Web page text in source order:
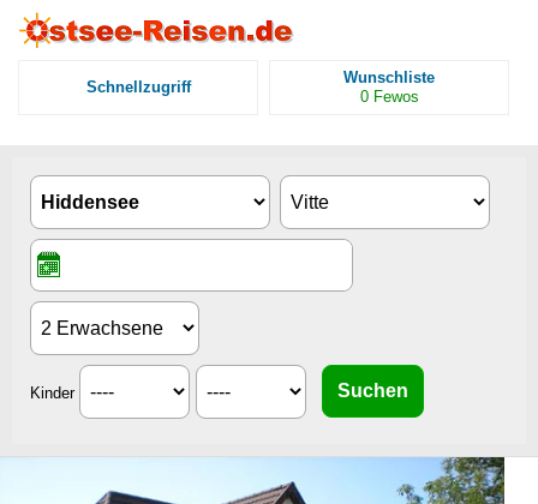
Schnellzugriff
Wunschliste
0 Fewos
Kinder